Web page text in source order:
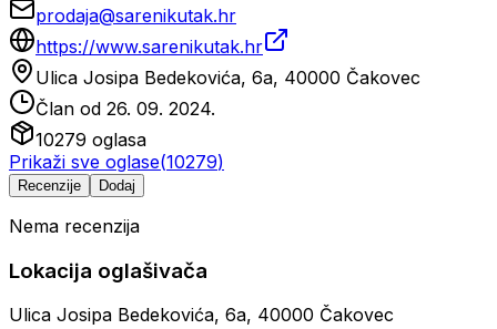
prodaja@sarenikutak.hr
https://www.sarenikutak.hr
Ulica Josipa Bedekovića, 6a, 40000 Čakovec
Član od 26. 09. 2024.
10279 oglasa
Prikaži sve oglase(10279)
Recenzije Dodaj
Nema recenzija
Lokacija oglašivača
Ulica Josipa Bedekovića, 6a, 40000 Čakovec